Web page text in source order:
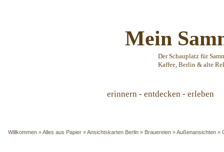
Mein
Der Schauplatz für
Kaffee, Berlin & alte
erinnern - entdecken - erleben
Willkommen »Alles aus Papier »Ansichtskarten Berlin » Brauereien »Außenansichten »